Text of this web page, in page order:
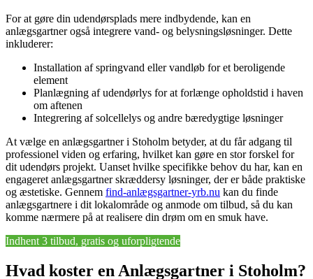
For at gøre din udendørsplads mere indbydende, kan en
anlægsgartner også integrere vand- og belysningsløsninger. Dette
inkluderer:
Installation af springvand eller vandløb for et beroligende
element
Planlægning af udendørlys for at forlænge opholdstid i haven
om aftenen
Integrering af solcellelys og andre bæredygtige løsninger
At vælge en anlægsgartner i Stoholm betyder, at du får adgang til
professionel viden og erfaring, hvilket kan gøre en stor forskel for
dit udendørs projekt. Uanset hvilke specifikke behov du har, kan en
engageret anlægsgartner skræddersy løsninger, der er både praktiske
og æstetiske. Gennem find-anlægsgartner-yrb.nu kan du finde
anlægsgartnere i dit lokalområde og anmode om tilbud, så du kan
komme nærmere på at realisere din drøm om en smuk have.
Indhent 3 tilbud, gratis og uforpligtende
Hvad koster en Anlægsgartner i Stoholm?